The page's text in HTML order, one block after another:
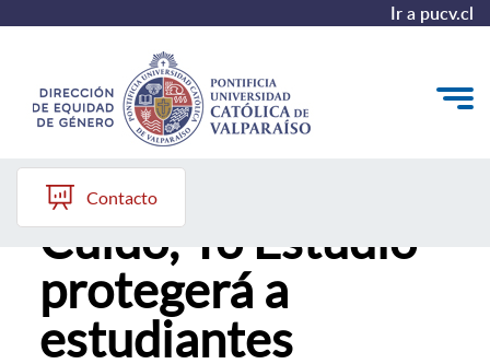
Ir a pucv.cl
Quiénes somos
Diagnóstico y Política
Plan de Acción
Modelo de Prevención
Contacto
Nueva ley "Yo
Cuido, Yo Estudio"
protegerá a
estudiantes